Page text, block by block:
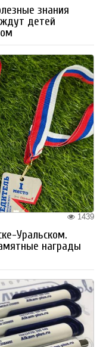
знания
детей
1439
Уральском.
награды